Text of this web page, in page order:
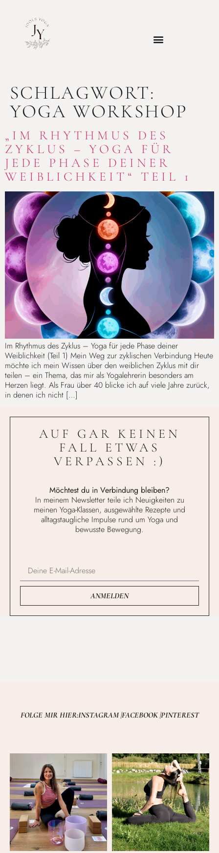
SCHLAGWORT:
YOGA WORKSHOP
„IM RHYTHMUS DES
ZYKLUS – YOGA FÜR
JEDE PHASE DEINER
WEIBLICHKEIT“ TEIL 1
Im Rhythmus des Zyklus – Yoga für jede Phase deiner
Weiblichkeit (Teil 1) Mein Weg zur zyklischen Verbindung Heute
möchte ich mein Wissen über den weiblichen Zyklus mit dir
teilen – ein Thema, das mir als Yogalehrerin besonders am
Herzen liegt. Als Frau über 40 blicke ich auf viele Jahre zurück,
in denen ich nicht […]
AUF GAR KEINEN
FALL ETWAS
VERPASSEN :)
Möchtest du in Verbindung bleiben?
In meinem Newsletter teile ich Neuigkeiten zu
meinen Yoga-Klassen, ausgewählte Rezepte und
alltagstaugliche Impulse rund um Yoga und
bewusste Bewegung.
ANMELDEN
FOLGE MIR HIER:INSTAGRAM |FACEBOOK |PINTEREST